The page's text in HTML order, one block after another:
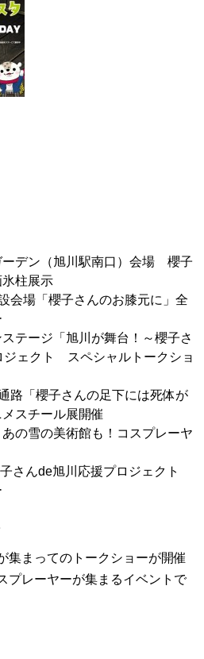
デン（旭川駅南口）会場 櫻子
柱展示
会場「櫻子さんのお膝元に」全
テージ「旭川が舞台！～櫻子さ
ジェクト スペシャルトークショ
路「櫻子さんの足下には死体が
スチール展開催
の雪の美術館も！コスプレーヤ
さんde旭川応援プロジェクト
集まってのトークショーが開催
プレーヤーが集まるイベントで